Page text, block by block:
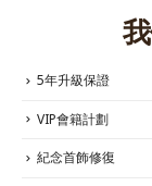
5年升級保證
VIP會籍計劃
紀念首飾修復